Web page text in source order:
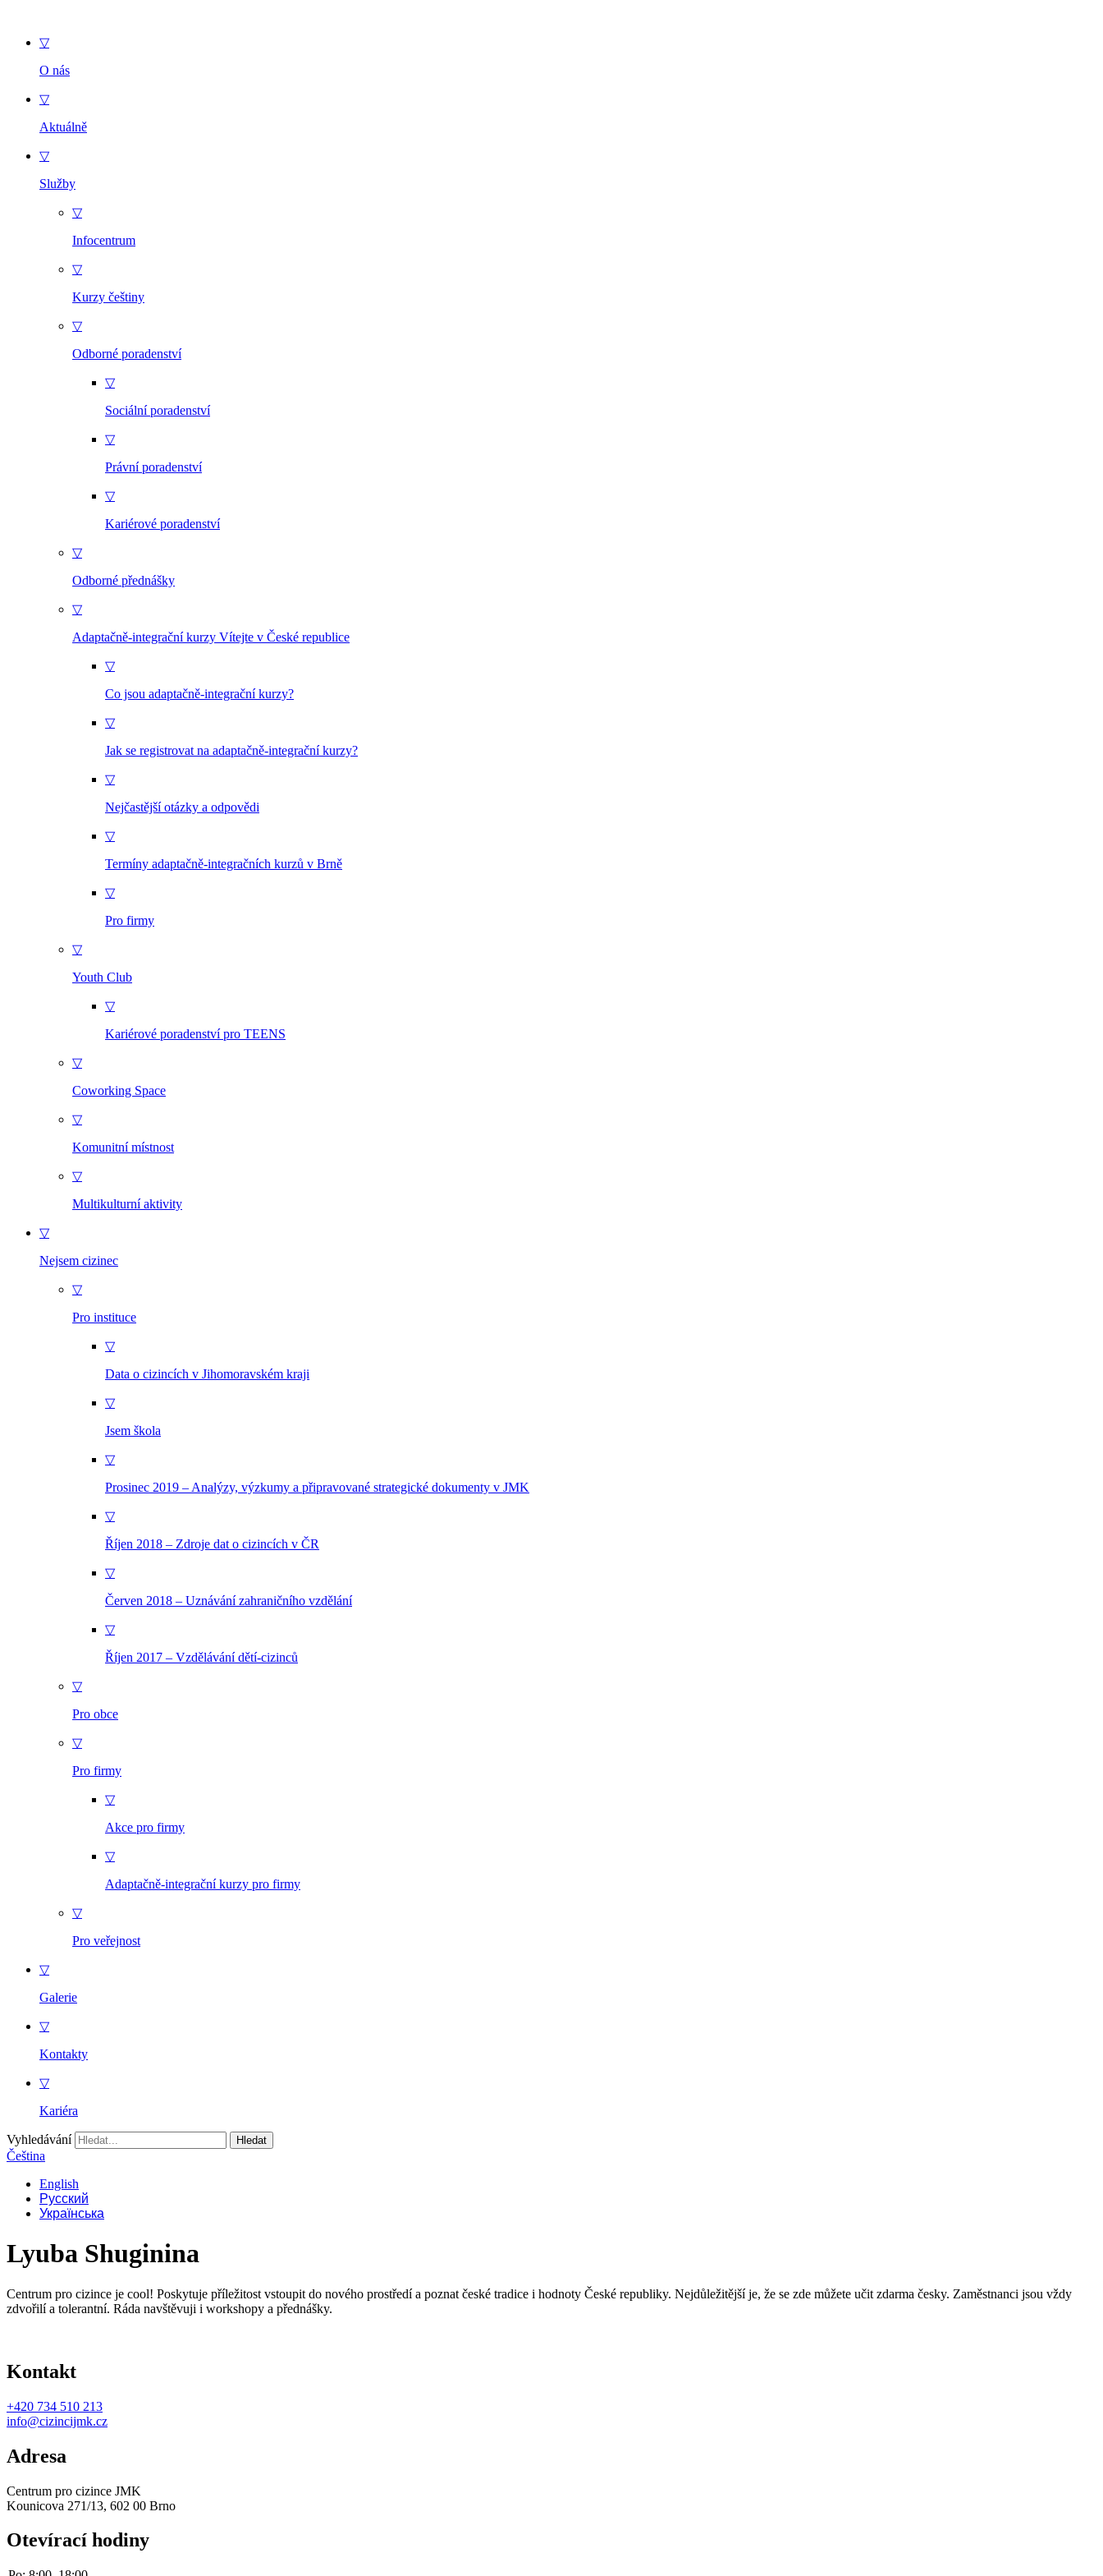
▽
O nás
▽
Aktuálně
▽
Služby
▽
Infocentrum
▽
Kurzy češtiny
▽
Odborné poradenství
▽
Sociální poradenství
▽
Právní poradenství
▽
Kariérové poradenství
▽
Odborné přednášky
▽
Adaptačně-integrační kurzy Vítejte v České republice
▽
Co jsou adaptačně-integrační kurzy?
▽
Jak se registrovat na adaptačně-integrační kurzy?
▽
Nejčastější otázky a odpovědi
▽
Termíny adaptačně-integračních kurzů v Brně
▽
Pro firmy
▽
Youth Club
▽
Kariérové poradenství pro TEENS
▽
Coworking Space
▽
Komunitní místnost
▽
Multikulturní aktivity
▽
Nejsem cizinec
▽
Pro instituce
▽
Data o cizincích v Jihomoravském kraji
▽
Jsem škola
▽
Prosinec 2019 – Analýzy, výzkumy a připravované strategické dokumenty v JMK
▽
Říjen 2018 – Zdroje dat o cizincích v ČR
▽
Červen 2018 – Uznávání zahraničního vzdělání
▽
Říjen 2017 – Vzdělávání dětí-cizinců
▽
Pro obce
▽
Pro firmy
▽
Akce pro firmy
▽
Adaptačně-integrační kurzy pro firmy
▽
Pro veřejnost
▽
Galerie
▽
Kontakty
▽
Kariéra
Vyhledávání
Čeština
English
Русский
Українська
Lyuba Shuginina
Centrum pro cizince je cool! Poskytuje příležitost vstoupit do nového prostředí a poznat české tradice i hodnoty České republiky. Nejdůležitější je, že se zde můžete učit zdarma česky. Zaměstnanci jsou vždy
zdvořilí a tolerantní. Ráda navštěvuji i workshopy a přednášky.
Kontakt
+420 734 510 213
info@cizincijmk.cz
Adresa
Centrum pro cizince JMK
Kounicova 271/13, 602 00 Brno
Otevírací hodiny